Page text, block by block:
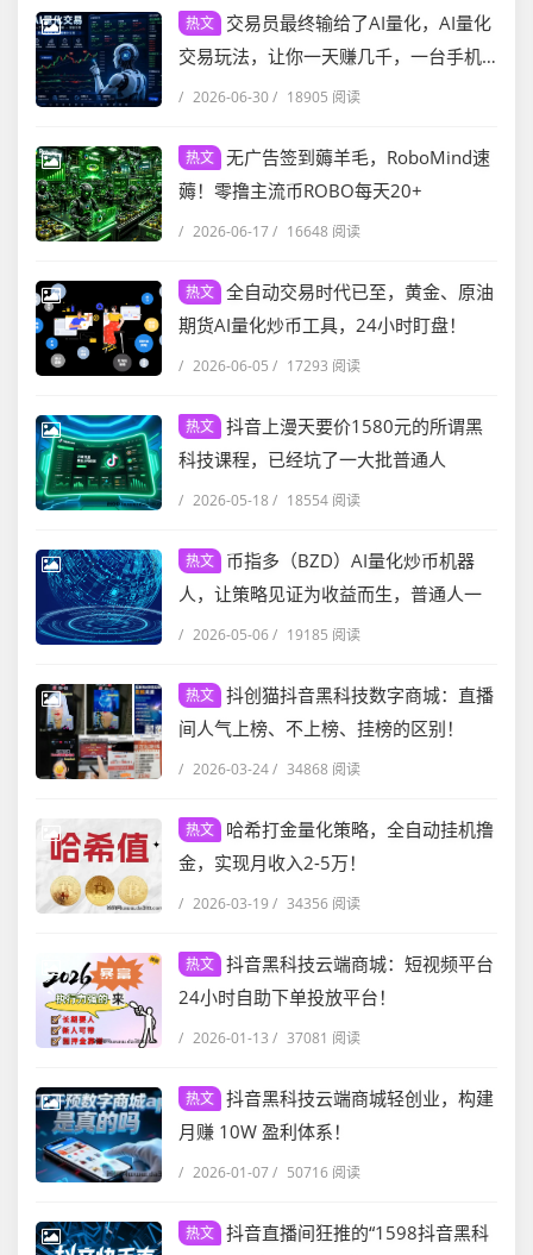
热文
交易员最终输给了AI量化，AI量化
交易玩法，让你一天赚几千，一台手机
就能做！
/ 2026-06-30/ 18905 阅读
热文 无广告签到薅羊毛，RoboMind速
薅！零撸主流币ROBO每天20+
/ 2026-06-17/ 16648 阅读
热文 全自动交易时代已至，黄金、原油
期货AI量化炒币工具，24小时盯盘！
/ 2026-06-05 / 17293 阅读
热文 抖音上漫天要价1580元的所谓黑
科技课程，已经坑了一大批普通人
/ 2026-05-18 / 18554 阅读
热文
币指多（BZD）AI量化炒币机器
人，让策略见证为收益而生，普通人一
样吃肉！
/ 2026-05-06/ 19185 阅读
热文 抖创猫抖音黑科技数字商城：直播
间人气上榜、不上榜、挂榜的区别！
/ 2026-03-24/ 34868 阅读
热文
哈希打金量化策略，全自动挂机撸
金，实现月收入2-5万！
/ 2026-03-19 / 34356 阅读
热文 抖音黑科技云端商城：短视频平台
24小时自助下单投放平台！
/ 2026-01-13 / 37081 阅读
热文 抖音黑科技云端商城轻创业，构建
月赚 10W 盈利体系！
/ 2026-01-07/ 50716 阅读
热文 抖音直播间狂推的“1598抖音黑科